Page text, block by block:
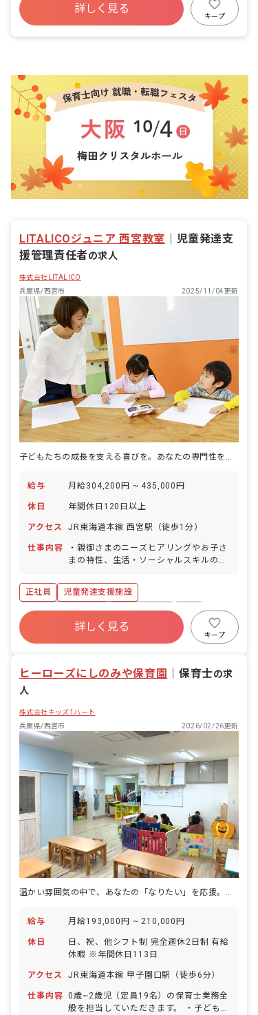
互いに助け合うフォロー体制があるの
で、お休みもしっかり取れる環境です！
福利厚生充実
残業少なめ
詳しく見る
キープ
LITALICOジュニア 西宮教室
児童発達支
援管理責任者の求人
株式会社LITALICO
兵庫県/西宮市
2025/11/04更新
子どもたちの成長を支える喜びを。あなたの専門性を活かし、新しい未来を創造しませんか？
給与 月給304,200円 ~ 435,000円
休日 年間休日120日以上
アクセス JR東海道本線 西宮駅（徒歩1分）
仕事内容
・親御さまのニーズヒアリングやお子さ
まの特性、生活・ソーシャルスキルのア
理 ・コンプライアンスに基づくサービス
の管理業務全般 ・教育・育児・発達相談
業務 ・地域における関係機関との連絡調
整・折衝業務 ・福祉サービスの説明、関
係機関利用の際のアドバイス
正社員
児童発達支援施設
年間休日120日以上
社会保険完備
昇給昇進あり
産休育休制度
未経験歓迎
詳しく見る
キープ
ヒーローズにしのみや保育園 保育士の求
人
株式会社キッズ1ハート
兵庫県/西宮市
2026/02/26更新
温かい雰囲気の中で、あなたの「なりたい」を応援。理想の保育を叶えよう。
給与 月給193,000円 ~ 210,000円
休日
日、祝、他シフト制 完全週休2日制 有給
休暇 ※年間休日113日
アクセス JR東海道本線 甲子園口駅（徒歩6分）
仕事内容 0歳~2歳児（定員19名）の保育士業務全
般を担当していただきます。 ・子どもた